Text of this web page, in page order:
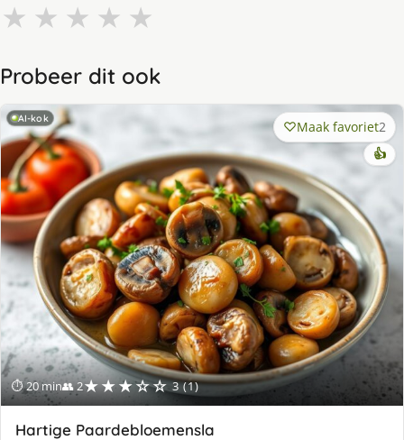
★ ★ ★ ★ ★
Probeer dit ook
AI-kok
⏱ 20 min👥 2★★★☆☆ 3 (1)
Maak favoriet2
👍
Hartige Paardebloemensla